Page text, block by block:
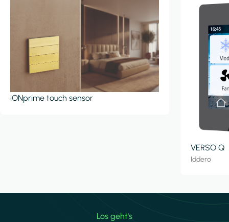
iONprime touch sensor
VERSO Q
Iddero
Los geht's